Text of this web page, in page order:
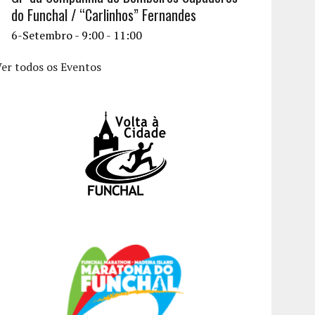
do Funchal / “Carlinhos” Fernandes
6-Setembro - 9:00- 11:00
todos os Eventos